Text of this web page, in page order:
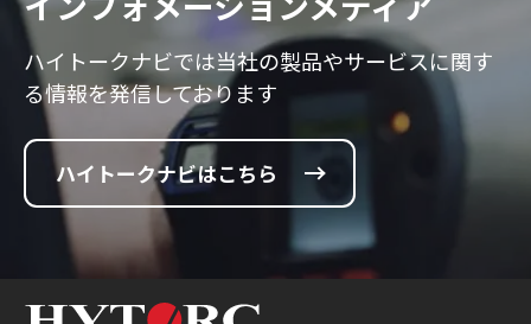
ハイトークナビでは当社の製品やサービスに関す
る情報を発信しております
ハイトークナビはこちら